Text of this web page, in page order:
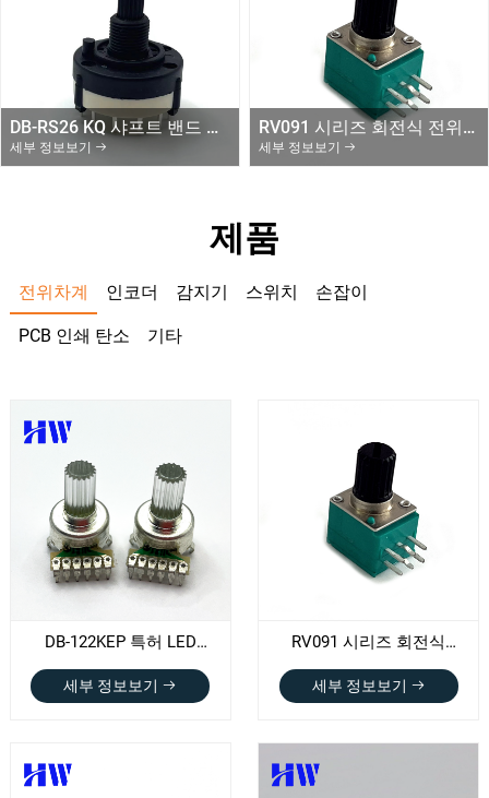
DB-RS26 KQ 샤프트 밴드 스위치 1,2,3,4극 2개 포함/3/4/6/끝이 없는 12개의 위치 로터리 스위치-멈추다
세부 정보보기
RV091 시리즈 회전식 전위차계
세부 정보보기
제품
전위차계 인코더 감지기 스위치 손잡이
PCB 인쇄 탄소 기타
DB-122KEP 특허 LED
전위차계
세부 정보보기
RV091 시리즈 회전식
전위차계
세부 정보보기